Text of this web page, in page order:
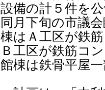
設備の計５件を
同月下旬の市議
棟はＡ工区が鉄
Ｂ工区が鉄筋コ
館棟は鉄骨平屋